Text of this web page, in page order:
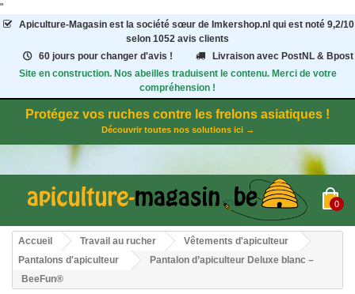
"
Apiculture-Magasinest la société sœur de Imkershop.nl qui est noté 9,2/10
selon 1052 avis clients
60 jours pour changer d'avis !
Livraison avec PostNL & Bpost
Site en construction. Nos abeilles traduisent le contenu. Merci de votre
compréhension !
Protégez vos ruches contre les frelons asiatiques !
Découvrir toutes nos solutions ici →
0
Accueil Travail au rucher
Vêtements d'apiculteur
Pantalons d'apiculteur
Pantalon d’apiculteur Deluxe blanc –
BeeFun®